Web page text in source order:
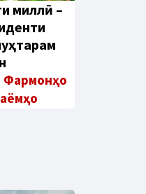
миллӣ –
Фармонҳо